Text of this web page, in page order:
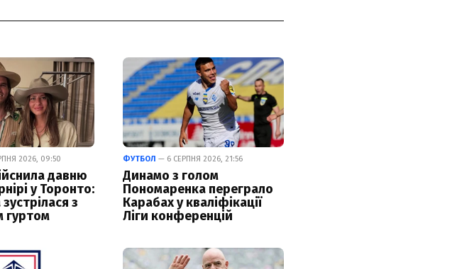
2026, 09:50
давню
у Торонто:
з
гуртом
ФУТБОЛ — 6 СЕРПНЯ 2026, 21:56
Динамо з голом
Пономаренка переграло
Карабах у кваліфікації
Ліги конференцій